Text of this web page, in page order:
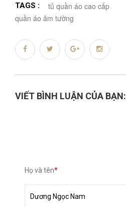
TAGS : tủ quần áo cao cấp
quần áo âm tường
VIẾT BÌNH LUẬN CỦA BẠN:
Họ và tên*